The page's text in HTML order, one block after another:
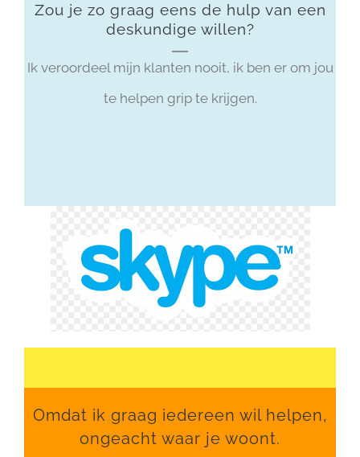
Zou je zo graag eens de hulp van een
deskundige willen?
Ik veroordeel mijn klanten nooit, ik ben er om jou
te helpen grip te krijgen.
Omdat ik graag iedereen wil helpen,
ongeacht waar je woont.